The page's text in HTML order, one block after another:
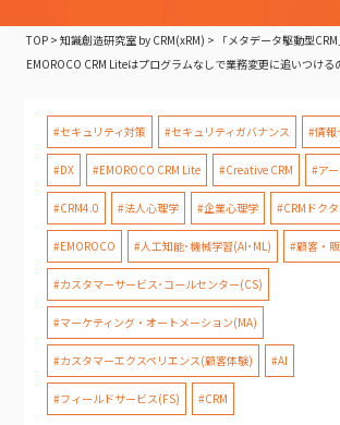
TOP >知識創造研究室 by CRM(xRM) > 「メタデータ駆動型
EMOROCO CRM Liteはプログラムなしで業務変更に追いつける
#セキュリティ対策 #セキュリティガバナンス #情報
#DX #EMOROCO CRM Lite #Creative CRM #ア
#CRM4.0 #法人心理学 #企業心理学 #CRMドク
#EMOROCO #人工知能･機械学習(AI･ML) #顧客・
#カスタマーサービス･コールセンター(CS)
#マーケティング・オートメーション(MA)
#カスタマーエクスペリエンス(顧客体験) #AI
#フィールドサービス(FS) #CRM